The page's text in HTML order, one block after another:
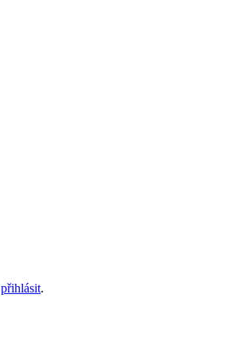
přihlásit.